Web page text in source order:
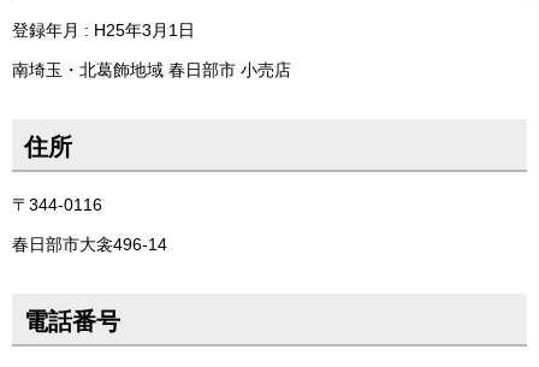
登録年月 : H25年3月1日
南埼玉・北葛飾地域 春日部市 小売店
住所
〒344-0116
春日部市大衾496-14
電話番号